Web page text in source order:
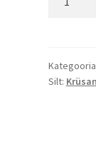
Silt: